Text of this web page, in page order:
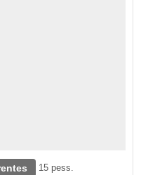
15 pess.